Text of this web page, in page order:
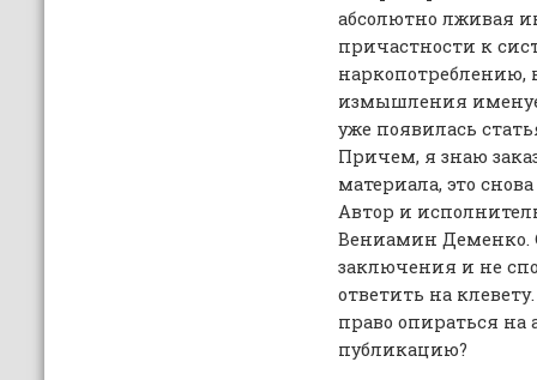
абсолютно лживая
причастности к
наркопотреблению,
измышления
уже появилась
Причем, я знаю
материала, это
Автор и
Вениамин Деменко.
заключения и не
ответить на
право опираться
публикацию?